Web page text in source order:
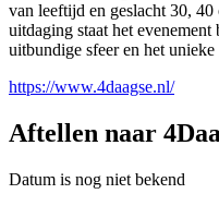
van leeftijd en geslacht 30,
uitdaging staat het
uitbundige sfeer en het
https://www.4daagse.nl/
Aftellen naar
Datum is nog niet bekend